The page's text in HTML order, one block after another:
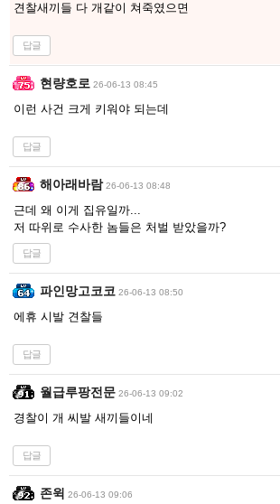
견찰새끼들 다 개같이 쳐죽였으면
답글
현량호로 26-06-13 08:45
이런 사건 크게 키워야 되는데
답글
해아래바람 26-06-13 08:48
근데 왜 이게 집유일까...
저 따위로 수사한 놈들은 처벌 받았을까?
답글
파인망고코코 26-06-13 08:50
에휴 시발 견찰들
답글
월급루팡전문 26-06-13 09:02
경찰이 개 씨발 새끼들이네
답글
존윅 26-06-13 09:06